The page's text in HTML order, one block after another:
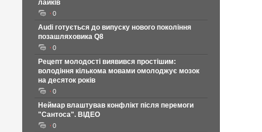
лайків
0
Audi готується до випуску нового покоління
позашляховика Q8
0
Рецепт молодості виявився простішим:
володіння кількома мовами омолоджує мозок
на десяток років
0
Неймар влаштував конфлікт після перемоги
"Сантоса". ВІДЕО
0